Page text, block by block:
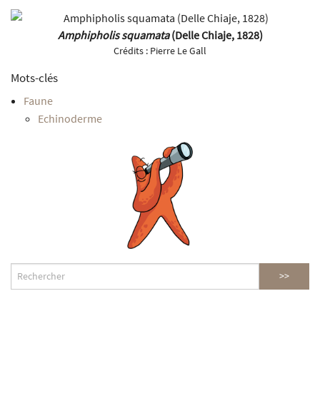
Amphipholis squamata(Delle Chiaje, 1828)
Crédits : Pierre Le Gall
Mots-clés
Faune
Echinoderme